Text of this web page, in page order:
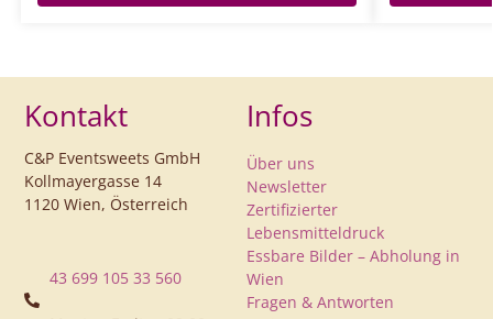
Kontakt
C&P Eventsweets GmbH
Kollmayergasse 14
1120 Wien, Österreich
43 699 105 33 560
Infos
Über uns
Newsletter
Zertifizierter
Lebensmitteldruck
Essbare Bilder – Abholung in
Wien
Fragen & Antworten